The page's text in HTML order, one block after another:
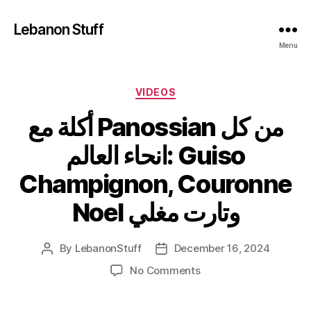
Lebanon Stuff
Menu
Categories
VIDEOS
أكلة مع Panossian من كل
انحاء العالم: Guiso
Champignon, Couronne
Noel وتارت مغلي
Post
By LebanonStuff
PostDecember 16, 2024
No Commentson